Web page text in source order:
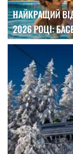
НАЙКРАЩИЙ
2026 РОЦІ: